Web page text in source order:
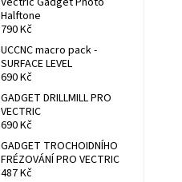
Halftone
790 Kč
UCCNC macro pack -
SURFACE LEVEL
690 Kč
GADGET DRILLMILL PRO
VECTRIC
690 Kč
GADGET TROCHOIDNÍHO
FRÉZOVÁNÍ PRO VECTRIC
487 Kč